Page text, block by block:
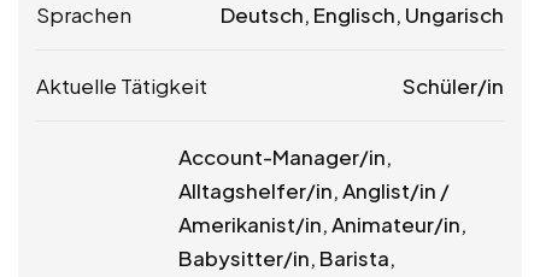
Sprachen Deutsch, Englisch, Ungarisch
Aktuelle Tätigkeit Schüler/in
Account-Manager/in,
Alltagshelfer/in, Anglist/in /
Amerikanist/in, Animateur/in,
Babysitter/in, Barista,